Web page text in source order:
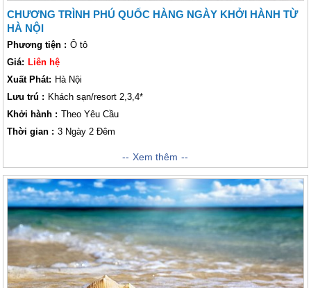
CHƯƠNG TRÌNH PHÚ QUỐC HÀNG NGÀY KHỞI HÀNH TỪ
HÀ NỘI
Phương tiện : Ô tô
Giá: Liên hệ
Xuất Phát: Hà Nội
Lưu trú : Khách sạn/resort 2,3,4*
Khởi hành : Theo Yêu Cầu
Thời gian : 3 Ngày 2 Đêm
Là hòn đảo lớn nhất của Việt Nam, nằm trong vịnh Thái Lan. Hòn đảo này
được mệnh danh là hòn đá quý của Lữ Hành Việt Nam bởi đại dương
xanh bất tận, vườn quốc gia rộng lớn và cảnh hoàng hôn tuyệt đẹp. Nơi
đây có 2 mùa rõ rệt: Mùa khô từ tháng 11 đến tháng 4 năm sau, mùa
mưa từ tháng 5 đến tháng 10, tuy nhiên nhiệt độ trung bình trên đảo là 28
độ C nên bạn có thể đi vào bất cứ mùa nào trong năm mà không cần phải
lo lắng về thời tiết. Hãy cùng Vietsense khám phá 3 ngày 2 đêm, chắc
chắn bạn sẽ có một chuyến đi vô cùng lý thú!
Xem thêm